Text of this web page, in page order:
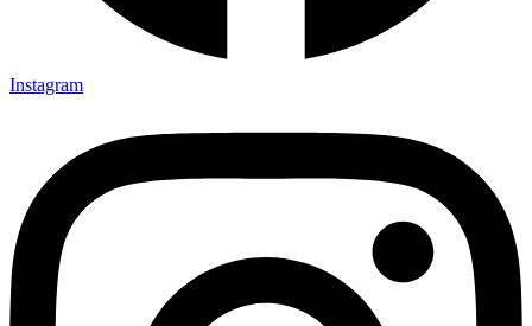
Instagram